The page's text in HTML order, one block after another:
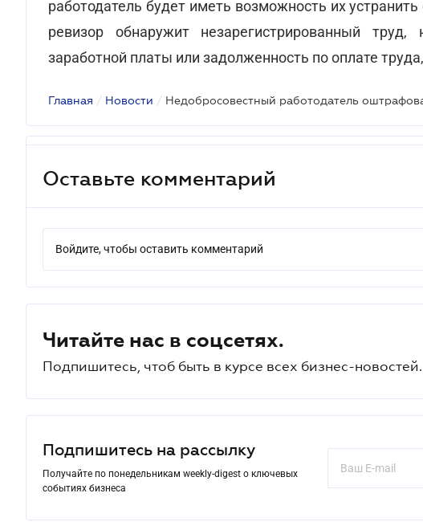
работодатель будет иметь возможность их
ревизор обнаружит незарегистрированный
заработной платы или задолженность по оплате
Главная / Новости /
Оставьте комментарий
Войдите, чтобы оставить комментарий
Читайте нас в соцсетях.
Подпишитесь, чтоб быть в курсе всех бизнес-новостей.
Подпишитесь на рассылку
Получайте по понедельникам weekly-digest о ключевых
событиях бизнеса